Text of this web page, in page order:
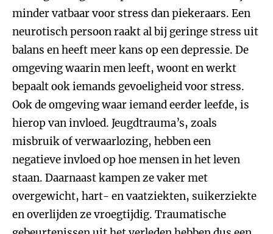
minder vatbaar voor stress dan piekeraars. Een
neurotisch persoon raakt al bij geringe stress uit
balans en heeft meer kans op een depressie. De
omgeving waarin men leeft, woont en werkt
bepaalt ook iemands gevoeligheid voor stress.
Ook de omgeving waar iemand eerder leefde, is
hierop van invloed. Jeugdtrauma’s, zoals
misbruik of verwaarlozing, hebben een
negatieve invloed op hoe mensen in het leven
staan. Daarnaast kampen ze vaker met
overgewicht, hart- en vaatziekten, suikerziekte
en overlijden ze vroegtijdig. Traumatische